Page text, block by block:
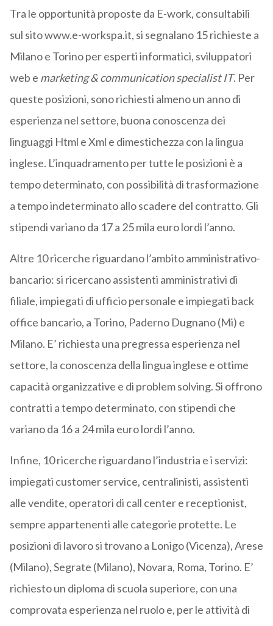
Tra le opportunità proposte da E-work, consultabili
sul sito www.e-workspa.it, si segnalano 15 richieste a
Milano e Torino per esperti informatici, sviluppatori
web e marketing & communication specialist IT. Per
queste posizioni, sono richiesti almeno un anno di
esperienza nel settore, buona conoscenza dei
linguaggi Html e Xml e dimestichezza con la lingua
inglese. L’inquadramento per tutte le posizioni è a
tempo determinato, con possibilità di trasformazione
a tempo indeterminato allo scadere del contratto. Gli
stipendi variano da 17 a 25 mila euro lordi l’anno.
Altre 10 ricerche riguardano l’ambito amministrativo-
bancario: si ricercano assistenti amministrativi di
filiale, impiegati di ufficio personale e impiegati back
office bancario, a Torino, Paderno Dugnano (Mi) e
Milano. E’ richiesta una pregressa esperienza nel
settore, la conoscenza della lingua inglese e ottime
capacità organizzative e di problem solving. Si offrono
contratti a tempo determinato, con stipendi che
variano da 16 a 24 mila euro lordi l’anno.
Infine, 10 ricerche riguardano l’industria e i servizi:
impiegati customer service, centralinisti, assistenti
alle vendite, operatori di call center e receptionist,
sempre appartenenti alle categorie protette. Le
posizioni di lavoro si trovano a Lonigo (Vicenza), Arese
(Milano), Segrate (Milano), Novara, Roma, Torino. E’
richiesto un diploma di scuola superiore, con una
comprovata esperienza nel ruolo e, per le attività di